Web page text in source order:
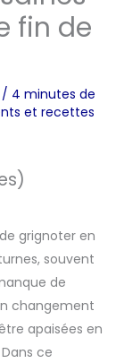
fin de
/ 4 minutes de
et recettes
grignoter en
souvent
de
changement
apaisées en
ce